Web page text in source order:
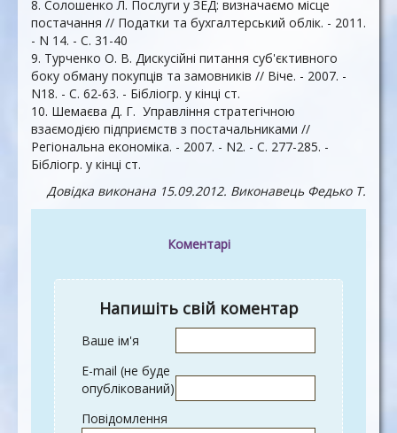
8. Солошенко Л. Послуги у ЗЕД: визначаємо місце
постачання // Податки та бухгалтерський облік. - 2011.
- N 14. - С. 31-40
9. Турченко О. В. Дискусійні питання суб'єктивного
боку обману покупців та замовників // Віче. - 2007. -
N18. - С. 62-63. - Бібліогр. у кінці ст.
10. Шемаєва Д. Г. Управління стратегічною
взаємодією підприємств з постачальниками //
Регіональна економіка. - 2007. - N2. - С. 277-285. -
Бібліогр. у кінці ст.
Довідка виконана 15.09.2012. Виконавець Федько Т.
Коментарі
Напишіть свій коментар
Ваше ім'я
E-mail (не буде
опублікований)
Повідомлення